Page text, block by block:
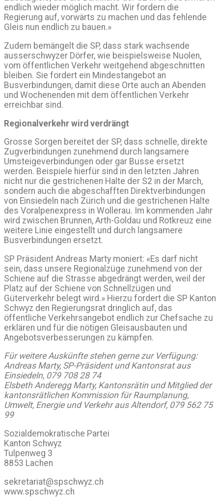
endlich wieder möglich macht. Wir fordern die
Regierung auf, vorwärts zu machen und das fehlende
Gleis nun endlich zu bauen.»
Zudem bemängelt die SP, dass stark wachsende
ausserschwyzer Dörfer, wie beispielsweise Nuolen,
vom öffentlichen Verkehr weitgehend abgeschnitten
bleiben. Sie fordert ein Mindestangebot an
Busverbindungen, damit diese Orte auch an Abenden
und Wochenenden mit dem öffentlichen Verkehr
erreichbar sind.
Regionalverkehr wird verdrängt
Grosse Sorgen bereitet der SP, dass schnelle, direkte
Zugverbindungen zunehmend durch langsamere
Umsteigeverbindungen oder gar Busse ersetzt
werden. Beispiele hierfür sind in den letzten Jahren
nicht nur die gestrichenen Halte der S2 in der March,
sondern auch die abgeschafften Direktverbindungen
von Einsiedeln nach Zürich und die gestrichenen Halte
des Voralpenexpress in Wollerau. Im kommenden Jahr
wird zwischen Brunnen, Arth-Goldau und Rotkreuz eine
weitere Linie eingestellt und durch langsamere
Busverbindungen ersetzt.
SP Präsident Andreas Marty moniert: «Es darf nicht
sein, dass unsere Regionalzüge zunehmend von der
Schiene auf die Strasse abgedrängt werden, weil der
Platz auf der Schiene von Schnellzügen und
Güterverkehr belegt wird.» Hierzu fordert die SP Kanton
Schwyz den Regierungsrat dringlich auf, das
öffentliche Verkehrsangebot endlich zur Chefsache zu
erklären und für die nötigen Gleisausbauten und
Angebotsverbesserungen zu kämpfen.
Für weitere Auskünfte stehen gerne zur Verfügung:
Andreas Marty, SP-Präsident und Kantonsrat aus
Einsiedeln, 079 708 28 74
Elsbeth Anderegg Marty, Kantonsrätin und Mitglied der
kantonsrätlichen Kommission für Raumplanung,
Umwelt, Energie und Verkehr aus Altendorf, 079 562 75
99
Sozialdemokratische Partei
Kanton Schwyz
Tulpenweg 3
8853 Lachen
sekretariat@spschwyz.ch
www.spschwyz.ch